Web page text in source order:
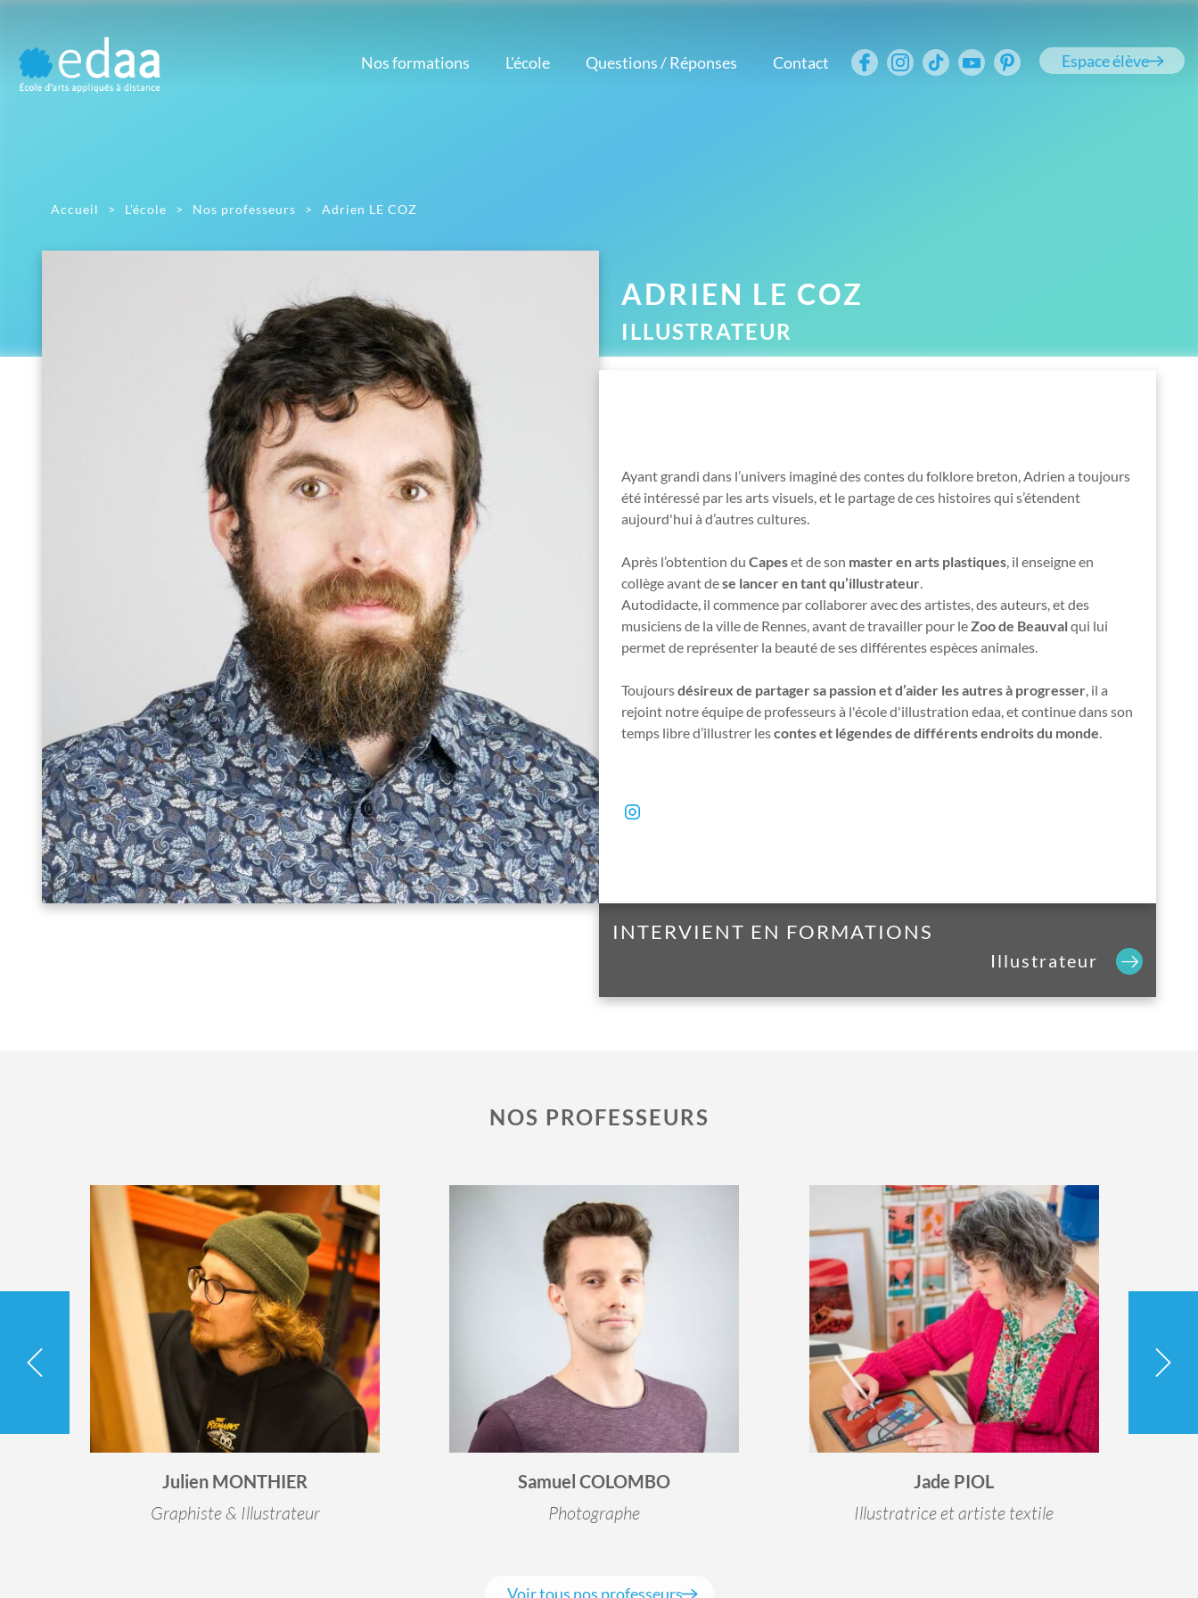
Nos formations
Graphiste
Monteur Vidéo
L'école Questions / Réponses Contact Espace élève
Accueil > L'école > Nos professeurs > Adrien LE COZ
ADRIEN LE COZ
ILLUSTRATEUR
Ayant grandi dans l’univers imaginé des contes du folklore breton, Adrien a toujours
été intéressé par les arts visuels, et le partage de ces histoires qui s’étendent
aujourd'hui à d’autres cultures.
Après l’obtention du Capeset de son master en arts plastiques, il enseigne en
collège avant dese lancer en tant qu’illustrateur.
Autodidacte, il commence par collaborer avec des artistes, des auteurs, et des
musiciens de la ville de Rennes, avant de travailler pour leZoo de Beauvalqui lui
permet de représenter la beauté de ses différentes espèces animales.
Toujoursdésireux de partager sa passion et d’aider les autres à progresser, il a
rejoint notre équipe de professeurs à l'école d'illustration edaa, et continue dans son
temps libre d’illustrer lescontes et légendes de différents endroits du monde.
INTERVIENT EN FORMATIONS
Illustrateur
NOS PROFESSEURS
Julien MONTHIER
Graphiste & Illustrateur
Samuel COLOMBO
Photographe
Jade PIOL
Illustratrice et artiste textile
Voir tous nos professeurs